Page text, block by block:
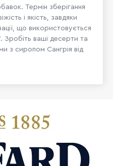
Термін зберігання
і якість, завдяки
що використовується
ваші десерти та
з сиропом Сангрія від